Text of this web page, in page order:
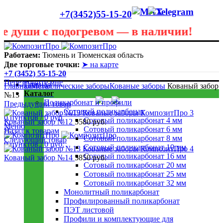
+7(3452)55-15-20
с подогревом — в наличии!
Лето сегодня только в теплице! В любую погоду она
пригодится! Скидки до 40 процентов! Звоните в любую
погоду 55 - 15 - 20
Работаем: Тюмень и Тюменская область
Две торговые точки: ➤ на карте
+7 (3452) 55-15-20
Перезвоните мне
0пунктов / 0руб.
Меню
0пунктов / 0руб.
Главная
Каталог
Поликарбонат и профили
Сотовый поликарбонат
Сотовый поликарбонат 4 мм
Сотовый поликарбонат 6 мм
Сотовый поликарбонат 8 мм
Сотовый поликарбонат 10 мм
Сотовый поликарбонат 16 мм
Сотовый поликарбонат 20 мм
Сотовый поликарбонат 25 мм
Сотовый поликарбонат 32 мм
Монолитный поликарбонат
Профилированный поликарбонат
ПЭТ листовой
Профили и комплектующие для
ГлавнаяМеталлические заборыКованые заборы Кованый забор
№13
Предыдущий товар
Кованый забор №12 5580руб.
Назад к товарам
Следующий товар
Кованый забор №14 5850руб.